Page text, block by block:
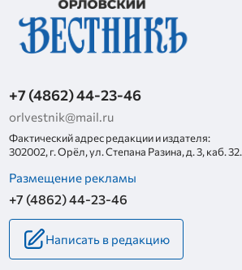
+7 (4862) 44-23-46
orlvestnik@mail.ru
Фактический адрес редакции и издателя:
302002, г. Орёл, ул. Степана Разина, д. 3, каб. 32.
Размещение рекламы
+7 (4862) 44-23-46
Написать в редакцию